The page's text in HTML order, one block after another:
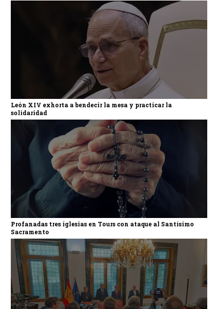
León XIV exhorta a bendecir la mesa y practicar la
solidaridad
Profanadas tres iglesias en Tours con ataque al Santísimo
Sacramento